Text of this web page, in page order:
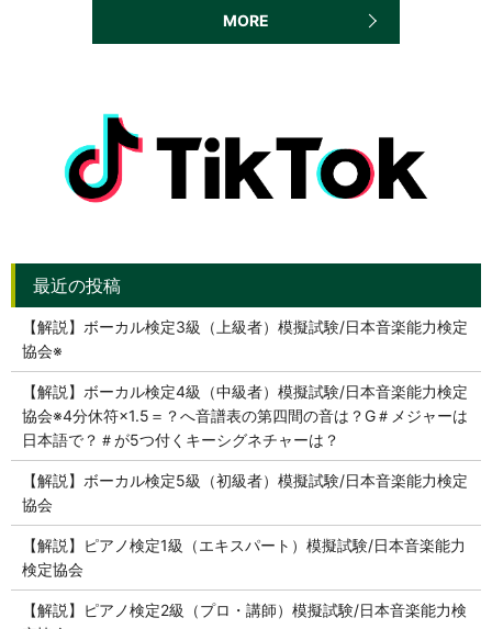
MORE
【解説】ボーカル検定3級（上級者）模擬試験/日本音楽能力検定
協会※
【解説】ボーカル検定4級（中級者）模擬試験/日本音楽能力検定
協会※4分休符×1.5＝？へ音譜表の第四間の音は？G＃メジャーは
日本語で？＃が5つ付くキーシグネチャーは？
【解説】ボーカル検定5級（初級者）模擬試験/日本音楽能力検定
協会
【解説】ピアノ検定1級（エキスパート）模擬試験/日本音楽能力
検定協会
【解説】ピアノ検定2級（プロ・講師）模擬試験/日本音楽能力検